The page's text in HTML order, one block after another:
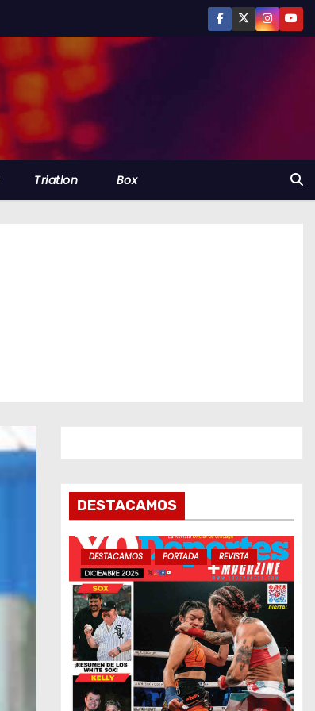
Triatlon Box
DESTACAMOS
DESTACAMOS PORTADA REVISTA